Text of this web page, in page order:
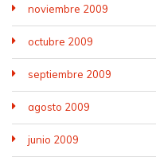
noviembre 2009
octubre 2009
septiembre 2009
agosto 2009
junio 2009